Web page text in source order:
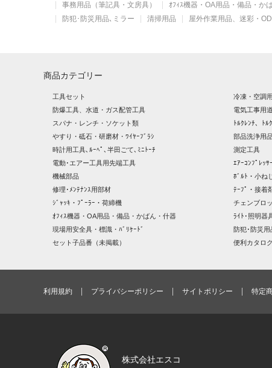
事務用品（筆記具・文房具）
ｵﾌｨｽ機器・OA用品・備品・か
防犯･防災用品､ミラー
清掃用品 屋外作業用品、迷彩・
商品カテゴリー
工具セット 冷凍・空調
防爆工具、水道・ガス配管工具
電気工事用
スパナ・レンチ・ソケット類
ﾄﾙｸﾚﾝﾁ、ﾄﾙ
やすり・砥石・研磨材・ﾜｲﾔｰﾌﾞﾗｼ
部品洗浄用
時計用工具､ﾙｰﾍﾟ､半田ごて､ﾐﾆﾄｰﾁ
測定工具
電動･エアー工具用先端工具
ｴｱｰｺﾝﾌﾟﾚｯｻ
機械部品
ﾎﾞﾙﾄ・小ね
修理･ﾒﾝﾃﾅﾝｽ用部材
ﾃｰﾌﾟ・接着
ｼﾞｬｯｷ・ﾌﾟｰﾗｰ・荷締機
チェンブロ
ｵﾌｨｽ機器・OA用品・備品・かばん・什器
ﾗｲﾄ･照明器
現場用安全具・標識・ﾊﾞﾘｹｰﾄﾞ
防犯･防災用
セット子品番（未掲載）
便利カタロ
利用規約 プライバシーポリシー サイトポリシー 特定
株式会社エスコ